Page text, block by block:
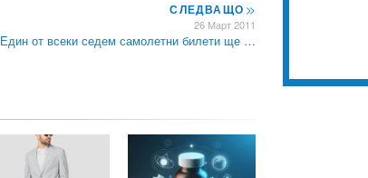
СЛЕДВАЩО>>
26 Март 2011
Един от всеки седем самолетни билети ще …